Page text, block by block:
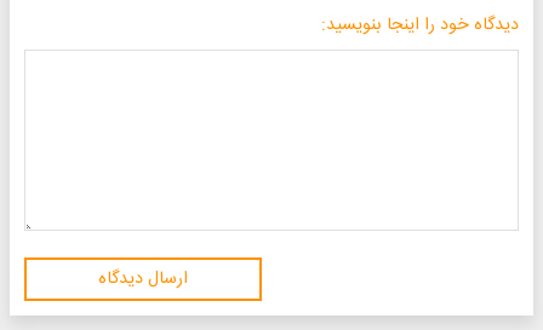
دیدگاه خود را اینجا بنویسید:
ارسال دیدگاه